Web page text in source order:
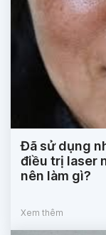
Đã sử dụng
điều trị laser
nên làm gì?
Xem thêm